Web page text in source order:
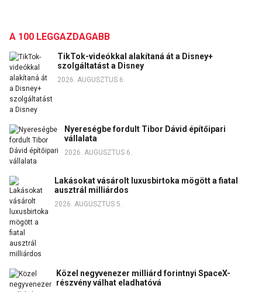
A 100 LEGGAZDAGABB
TikTok-videókkal alakítaná át a Disney+
szolgáltatást a Disney
2026. AUGUSZTUS 6.
Nyereségbe fordult Tibor Dávid építőipari
vállalata
2026. AUGUSZTUS 6.
Lakásokat vásárolt luxusbirtoka mögött a fiatal
ausztrál milliárdos
2026. AUGUSZTUS 5.
Közel negyvenezer milliárd forintnyi SpaceX-
részvény válhat eladhatóvá